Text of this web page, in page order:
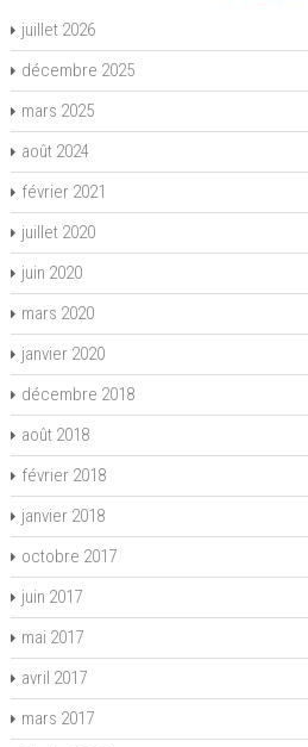
juillet 2026
décembre 2025
mars 2025
août 2024
février 2021
juillet 2020
juin 2020
mars 2020
janvier 2020
décembre 2018
août 2018
février 2018
janvier 2018
octobre 2017
juin 2017
mai 2017
avril 2017
mars 2017